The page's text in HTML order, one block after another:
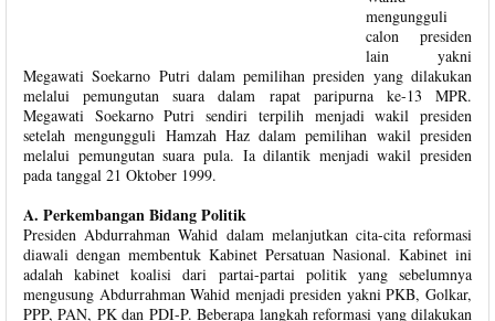
mengungguli
calon presiden
lain yakni
Megawati Soekarno Putri dalam pemilihan presiden yang dilakukan
melalui pemungutan suara dalam rapat paripurna ke-13 MPR.
Megawati Soekarno Putri sendiri terpilih menjadi wakil presiden
setelah mengungguli Hamzah Haz dalam pemilihan wakil presiden
melalui pemungutan suara pula. Ia dilantik menjadi wakil presiden
pada tanggal 21 Oktober 1999.
A. Perkembangan Bidang Politik
Presiden Abdurrahman Wahid dalam melanjutkan cita-cita reformasi
diawali dengan membentuk Kabinet Persatuan Nasional. Kabinet ini
adalah kabinet koalisi dari partai-partai politik yang sebelumnya
mengusung Abdurrahman Wahid menjadi presiden yakni PKB, Golkar,
PPP, PAN, PK dan PDI-P. Beberapa langkah reformasi yang dilakukan